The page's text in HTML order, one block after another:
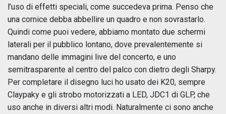
l’uso di effetti speciali, come succedeva prima. Penso che
una cornice debba abbellire un quadro e non sovrastarlo.
Quindi come puoi vedere, abbiamo montato due schermi
laterali per il pubblico lontano, dove prevalentemente si
mandano delle immagini live del concerto, e uno
semitrasparente al centro del palco con dietro degli Sharpy.
Per completare il disegno luci ho usato dei K20, sempre
Claypaky e gli strobo motorizzati a LED, JDC1 di GLP, che
uso anche in diversi altri modi. Naturalmente ci sono anche